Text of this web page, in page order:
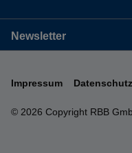
Newsletter
© 2026 Copyright RBB
Impressum Datenschutz